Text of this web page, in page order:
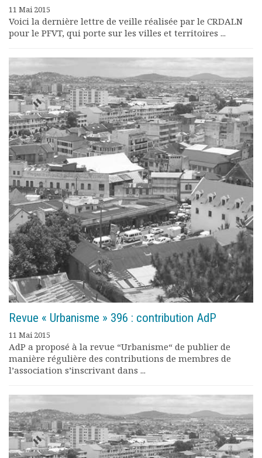
11 Mai 2015
Voici la dernière lettre de veille réalisée par le CRDALN
pour le PFVT, qui porte sur les villes et territoires ...
Revue « Urbanisme » 396 : contribution AdP
11 Mai 2015
AdP a proposé à la revue “Urbanisme“ de publier de
manière régulière des contributions de membres de
l’association s’inscrivant dans ...